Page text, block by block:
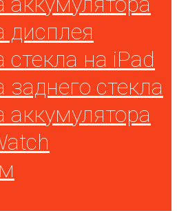
дисплея
на iPad
стекла
аккумулятора